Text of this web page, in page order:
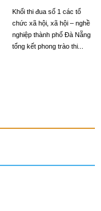
Khối thi đua số 1 các tổ
chức xã hội, xã hội – nghề
nghiệp thành phố Đà Nẵng
tổng kết phong trào thi...